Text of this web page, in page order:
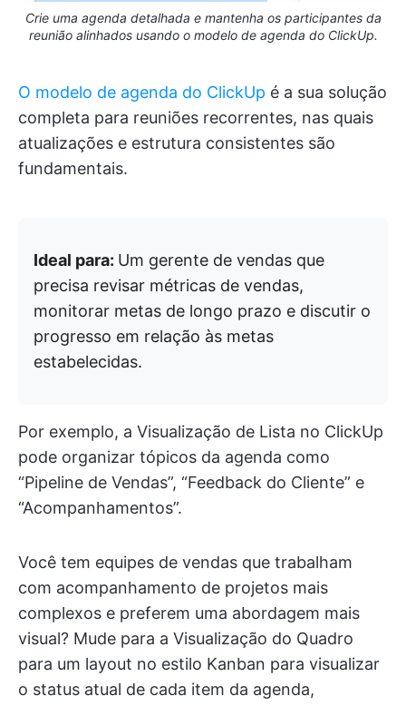
Crie uma agenda detalhada e mantenha os participantes da
reunião alinhados usando o modelo de agenda do ClickUp.
O modelo de agenda do ClickUp é a sua solução
completa para reuniões recorrentes, nas quais
atualizações e estrutura consistentes são
fundamentais.
Ideal para: Um gerente de vendas que
precisa revisar métricas de vendas,
monitorar metas de longo prazo e discutir o
progresso em relação às metas
estabelecidas.
Por exemplo, a Visualização de Lista no ClickUp
pode organizar tópicos da agenda como
“Pipeline de Vendas”, “Feedback do Cliente” e
“Acompanhamentos”.
Você tem equipes de vendas que trabalham
com acompanhamento de projetos mais
complexos e preferem uma abordagem mais
visual? Mude para a Visualização do Quadro
para um layout no estilo Kanban para visualizar
o status atual de cada item da agenda,